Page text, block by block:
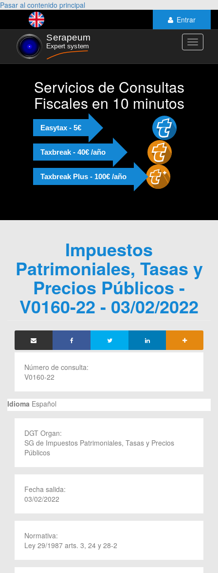
Pasar al contenido principal
Entrar
Toggle
Servicios de Consultas
Fiscales en 10 minutos
Easytax - 5€
Taxbreak - 40€ /año
Taxbreak Plus - 100€ /año
Impuestos
Patrimoniales, Tasas y
Precios Públicos -
V0160-22 - 03/02/2022
Número de consulta:
V0160-22
Idioma Español
DGT Organ:
SG de Impuestos Patrimoniales, Tasas y Precios
Públicos
Fecha salida:
03/02/2022
Normativa:
Ley 29/1987 arts. 3, 24 y 28-2